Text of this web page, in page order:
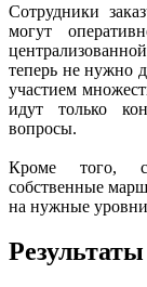
Сотрудники
могут
теперь не нужно
участием
идут только
вопросы.
Кроме того,
собственные
на нужные
Результаты